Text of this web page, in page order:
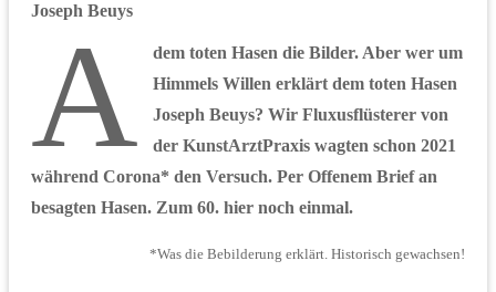
A
Joseph Beuys
dem toten Hasen die Bilder. Aber wer um
Himmels Willen erklärt dem toten Hasen
Joseph Beuys? Wir Fluxusflüsterer von
der KunstArztPraxis wagten schon 2021
während Corona* den Versuch. Per Offenem Brief an
besagten Hasen. Zum 60. hier noch einmal.
*Was die Bebilderung erklärt. Historisch gewachsen!